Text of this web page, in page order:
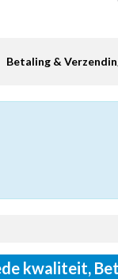
Betaling &
kwaliteit,